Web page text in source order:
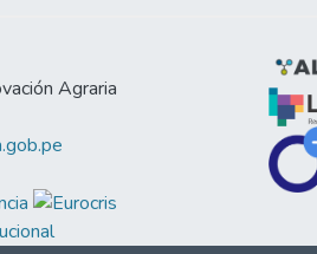
Agraria